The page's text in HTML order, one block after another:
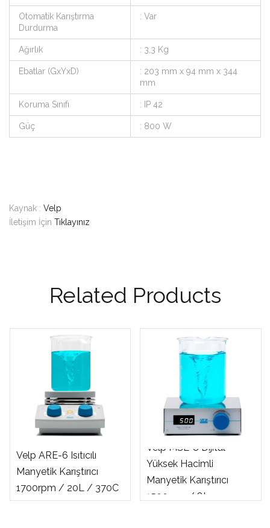
Otomatik Karıştırma
Durdurma
: Var
Ağırlık : 3,3 Kg
Ebatlar (GxYxD)
: 203 mm x 94 mm x 344
mm
Koruma Sınıfı : IP 42
Güç : 800 W
Kaynak : Velp
İletişim İçin Tıklayınız
Related Products
Velp ARE-6 Isıtıcılı
Manyetik Karıştırıcı
1700rpm / 20L / 370C
Velp MSL-8 Dijital
Yüksek Hacimli
Manyetik Karıştırıcı
1500rpm / 8L